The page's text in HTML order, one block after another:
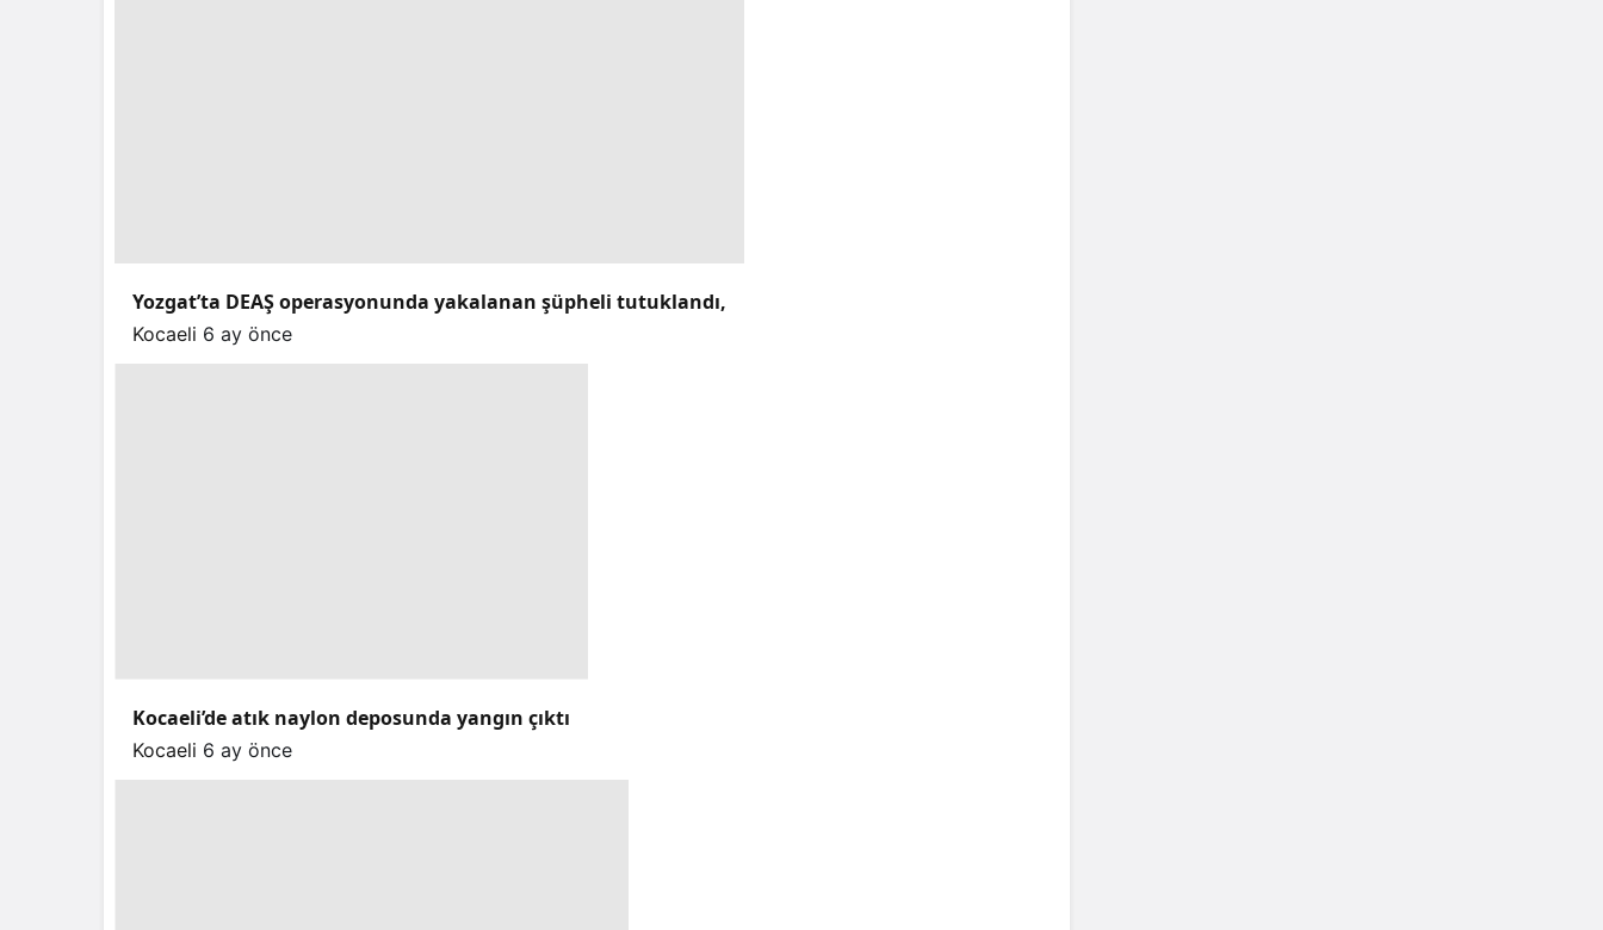
Yozgat’ta DEAŞ operasyonunda yakalanan şüpheli tutuklandı,
Kocaeli 6 ay önce
Kocaeli’de atık naylon deposunda yangın çıktı
Kocaeli 6 ay önce